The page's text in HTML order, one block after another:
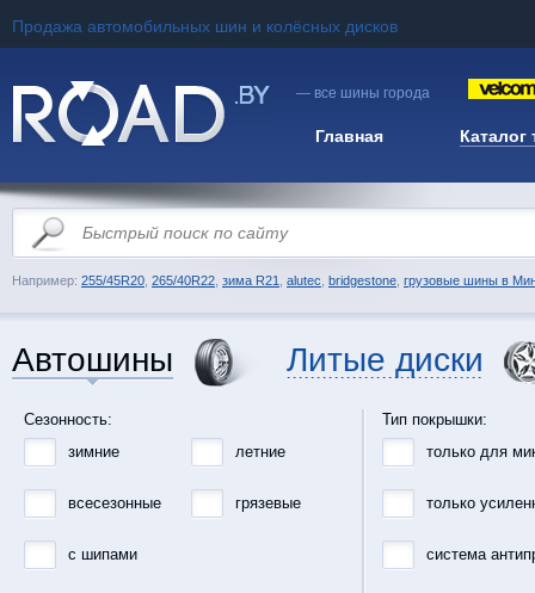
Продажа автомобильных шин и колёсных дисков
— все шины города
Главная Каталог
Например: 255/45R20 265/40R22 зима R21 alutec bridgestone грузовые шины в
Автошины Литые диски
Сезонность:
зимние
летние
всесезонные грязевые
с шипами
Тип покрышки:
только для
только
система